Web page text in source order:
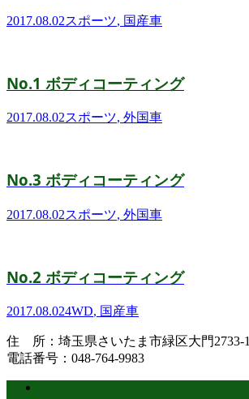
2017.08.02スポーツ, 国産車
No.1 ボディコーティング
2017.08.02スポーツ, 外国車
No.3 ボディコーティング
2017.08.02スポーツ, 外国車
No.2 ボディコーティング
2017.08.024WD, 国産車
住 所：埼玉県さいたま市緑区大門2733-1
電話番号：048-764-9983